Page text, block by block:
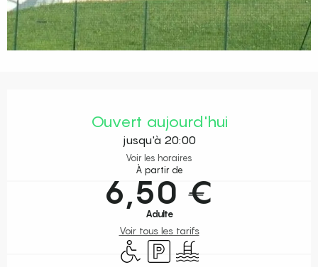
Ouvert aujourd'hui
jusqu'à 20:00
Voir les horaires
À partir de
6,50 €
Adulte
Voir tous les tarifs
Accès handicapés
Parking Piscine